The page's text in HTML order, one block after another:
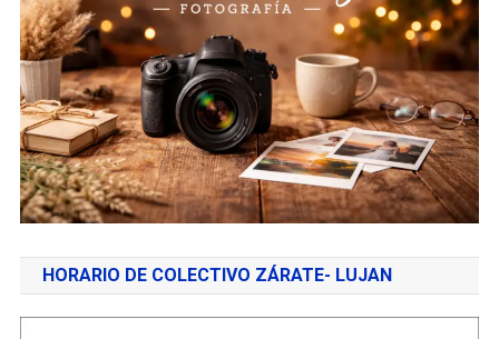
HORARIO DE COLECTIVO ZÁRATE- LUJAN